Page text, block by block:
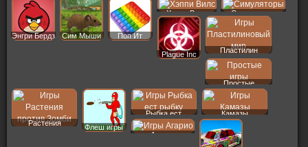
Энгри Бердз Сим Мыши Поп Ит
Хэппи Вилс Симуляторы
Plague Inc
Пластилин
Простые
Растения
Флеш игры
Рыбка ест Камазы
Агарио